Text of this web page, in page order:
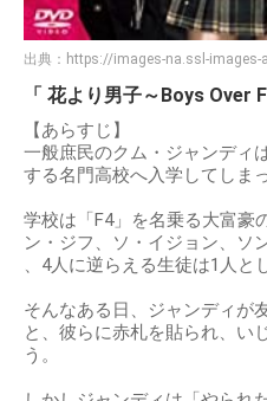
出典： https://images-na.ssl-images-
「 花より男子～Boys Over
【あらすじ】
一般庶民のクム・ジャンディ
する名門高校へ入学してしまっ
学校は「F4」を名乗る大富豪
ン・ジフ、ソ・イジョン、ソ
、4人に逆らえる生徒は1人と
そんなある日、ジャンディが
と、彼らに赤札を貼られ、い
う。